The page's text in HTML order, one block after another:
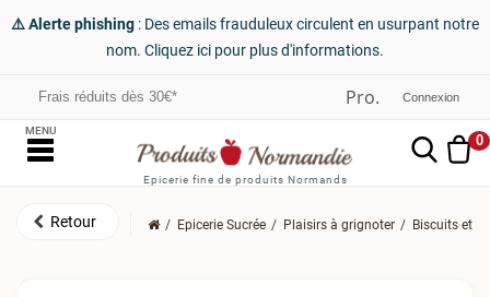
⚠️ Alerte phishing : Des emails frauduleux circulent en usurpant notre
nom. Cliquez ici pour plus d'informations.
Frais réduits dès 30€* Connexion
Epicerie fine de produits Normands
0
MENU
Epicerie Sucrée Plaisirs à grignoter Biscuits et